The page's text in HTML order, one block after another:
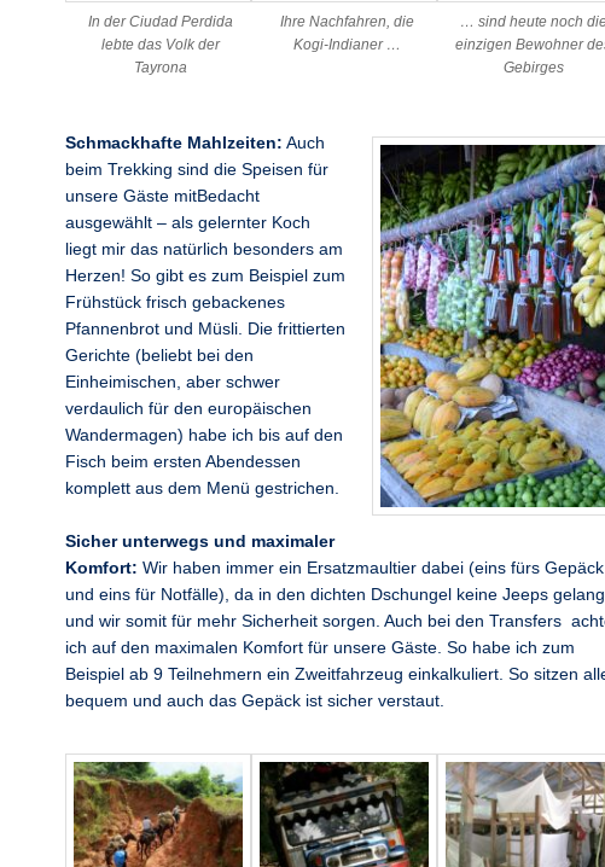
In der Ciudad Perdida
lebte das Volk der
Tayrona
Ihre Nachfahren, die
Kogi-Indianer …
… sind heute noch
einzigen Bewohner
Gebirges
Schmackhafte Mahlzeiten: Auch
beim Trekking sind die Speisen für
unsere Gäste mitBedacht
ausgewählt – als gelernter Koch
liegt mir das natürlich besonders am
Herzen! So gibt es zum Beispiel zum
Frühstück frisch gebackenes
Pfannenbrot und Müsli. Die frittierten
Gerichte (beliebt bei den
Einheimischen, aber schwer
verdaulich für den europäischen
Wandermagen) habe ich bis auf den
Fisch beim ersten Abendessen
komplett aus dem Menü gestrichen.
Sicher unterwegs und maximaler
Komfort: Wir haben immer ein Ersatzmaultier dabei (eins fürs Gepäck
und eins für Notfälle), da in den dichten Dschungel keine Jeeps
und wir somit für mehr Sicherheit sorgen. Auch bei den Transfers
ich auf den maximalen Komfort für unsere Gäste. So habe ich zum
Beispiel ab 9 Teilnehmern ein Zweitfahrzeug einkalkuliert. So sitzen
bequem und auch das Gepäck ist sicher verstaut.